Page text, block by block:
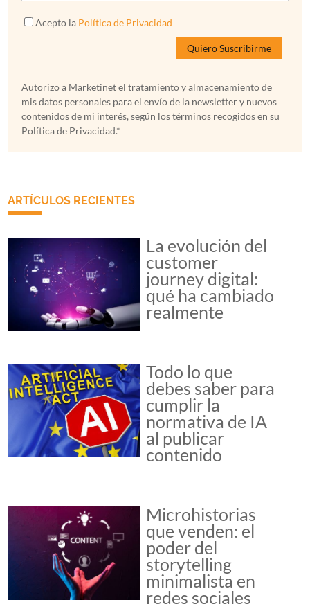
Acepto la Política de Privacidad
Autorizo a Marketinet el tratamiento y almacenamiento de
mis datos personales para el envío de la newsletter y nuevos
contenidos de mi interés, según los términos recogidos en su
Política de Privacidad.*
ARTÍCULOS RECIENTES
La evolución del
customer
journey digital:
qué ha cambiado
realmente
Todo lo que
debes saber para
cumplir la
normativa de IA
al publicar
contenido
Microhistorias
que venden: el
poder del
storytelling
minimalista en
redes sociales